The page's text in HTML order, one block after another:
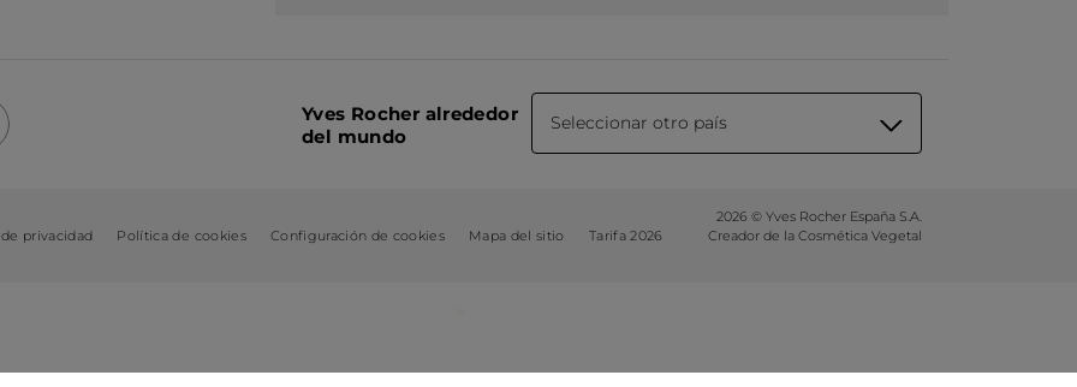
Yves Rocher alrededor
del mundo
Seleccionar otro país
privacidad Política de cookies Configuración de cookies Mapa del sitio Tarifa 2026
2026 © Yves Rocher España S.A.
Creador de la Cosmética Vegetal